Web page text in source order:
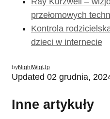
przełomowych
Kontrola
dzieci w internecie
byNightWigUp
Updated 02 grudnia,
Inne artykuły